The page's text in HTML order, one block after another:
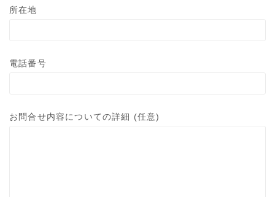
所在地
電話番号
お問合せ内容についての詳細 (任意)